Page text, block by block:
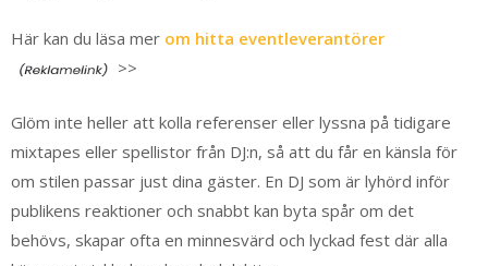
Här kan du läsa mer om hitta eventleverantörer
>>
Glöm inte heller att kolla referenser eller lyssna på tidigare
mixtapes eller spellistor från DJ:n, så att du får en känsla för
om stilen passar just dina gäster. En DJ som är lyhörd inför
publikens reaktioner och snabbt kan byta spår om det
behövs, skapar ofta en minnesvärd och lyckad fest där alla